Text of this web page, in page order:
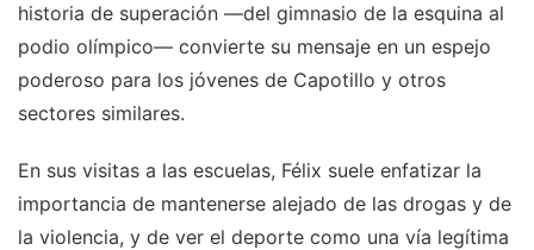
historia de superación —del gimnasio de la esquina al
podio olímpico— convierte su mensaje en un espejo
poderoso para los jóvenes de Capotillo y otros
sectores similares.
En sus visitas a las escuelas, Félix suele enfatizar la
importancia de mantenerse alejado de las drogas y de
la violencia, y de ver el deporte como una vía legítima